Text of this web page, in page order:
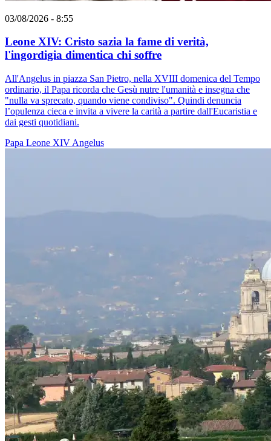
03/08/2026 - 8:55
Leone XIV: Cristo sazia la fame di verità,
l'ingordigia dimentica chi soffre
All'Angelus in piazza San Pietro, nella XVIII domenica del Tempo
ordinario, il Papa ricorda che Gesù nutre l'umanità e insegna che
"nulla va sprecato, quando viene condiviso". Quindi denuncia
l’opulenza cieca e invita a vivere la carità a partire dall'Eucaristia e
dai gesti quotidiani.
Papa Leone XIV Angelus